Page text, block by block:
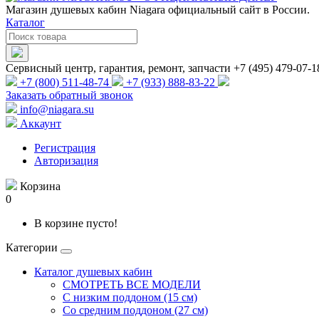
Магазин душевых кабин Niagara официальный сайт в России.
Каталог
Сервисный центр, гарантия, ремонт, запчасти +7 (495) 479-07-
+7 (800) 511-48-74
+7 (933) 888-83-22
Заказать обратный звонок
info@niagara.su
Аккаунт
Регистрация
Авторизация
Корзина
0
В корзине пусто!
Категории
Каталог душевых кабин
СМОТРЕТЬ ВСЕ МОДЕЛИ
С низким поддоном (15 см)
Со средним поддоном (27 см)